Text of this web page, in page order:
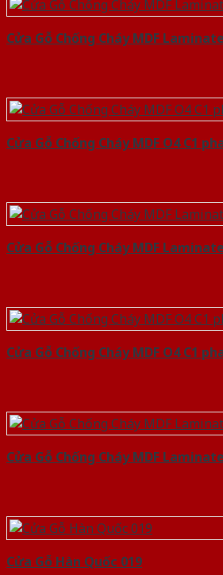
Cửa Gỗ Chống Cháy MDF
Cửa Gỗ Chống Cháy MDF O4 C1
Cửa Gỗ Chống Cháy MDF
Cửa Gỗ Chống Cháy MDF O4 C1
Cửa Gỗ Chống Cháy MDF Laminate
Cửa Gỗ Hàn Quốc 019